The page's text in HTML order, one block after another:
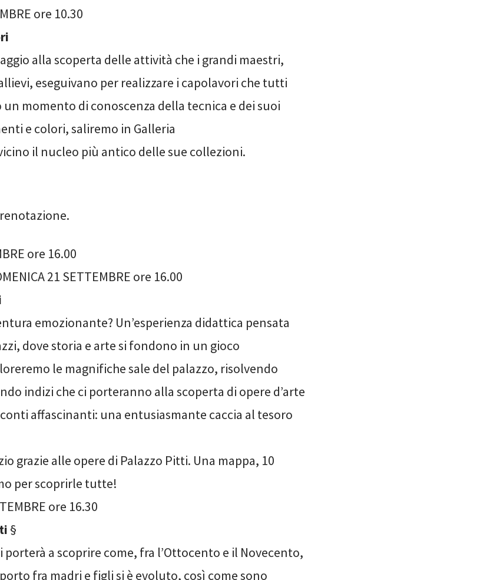
ore 10.30
alla scoperta delle attività che i grandi maestri,
eseguivano per realizzare i capolavori che tutti
un momento di conoscenza della tecnica e dei suoi
e colori, saliremo in Galleria
il nucleo più antico delle sue collezioni.
ore 16.00
21 SETTEMBRE ore 16.00
emozionante? Un’esperienza didattica pensata
dove storia e arte si fondono in un gioco
le magnifiche sale del palazzo, risolvendo
indizi che ci porteranno alla scoperta di opere d’arte
affascinanti: una entusiasmante caccia al tesoro
grazie alle opere di Palazzo Pitti. Una mappa, 10
per scoprirle tutte!
ore 16.30
§
porterà a scoprire come, fra l’Ottocento e il Novecento,
fra madri e figli si è evoluto, così come sono